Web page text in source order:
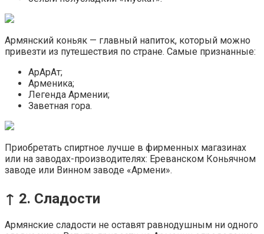
Армянский коньяк — главный напиток, который можно
привезти из путешествия по стране. Самые признанные:
АрАрАт;
Арменика;
Легенда Армении;
Заветная гора.
Приобретать спиртное лучше в фирменных магазинах
или на заводах-производителях: Ереванском Коньячном
заводе или Винном заводе «Армени».
↑ 2. Сладости
Армянские сладости не оставят равнодушным ни одного